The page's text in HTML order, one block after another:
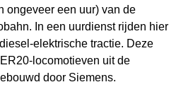
ongeveer een uur) van de
In een uurdienst rijden hier
elektrische tractie. Deze
locomotieven uit de
door Siemens.